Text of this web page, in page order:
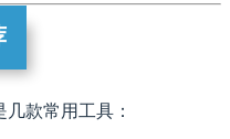
款常用工具：